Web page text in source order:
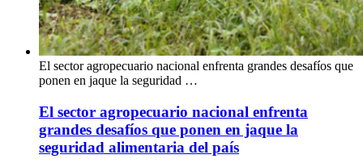
El sector agropecuario nacional enfrenta grandes desafíos que
ponen en jaque la seguridad …
El sector agropecuario nacional enfrenta
grandes desafíos que ponen en jaque la
seguridad alimentaria del país